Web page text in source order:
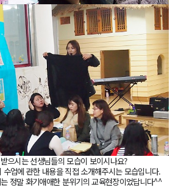
으시는 선생님들의 모습이 보이시나요?
수업에 관한 내용을 직접 소개해주시는 모습입니다.
정말 화기애애한 분위기의 교육현장이었답니다^^